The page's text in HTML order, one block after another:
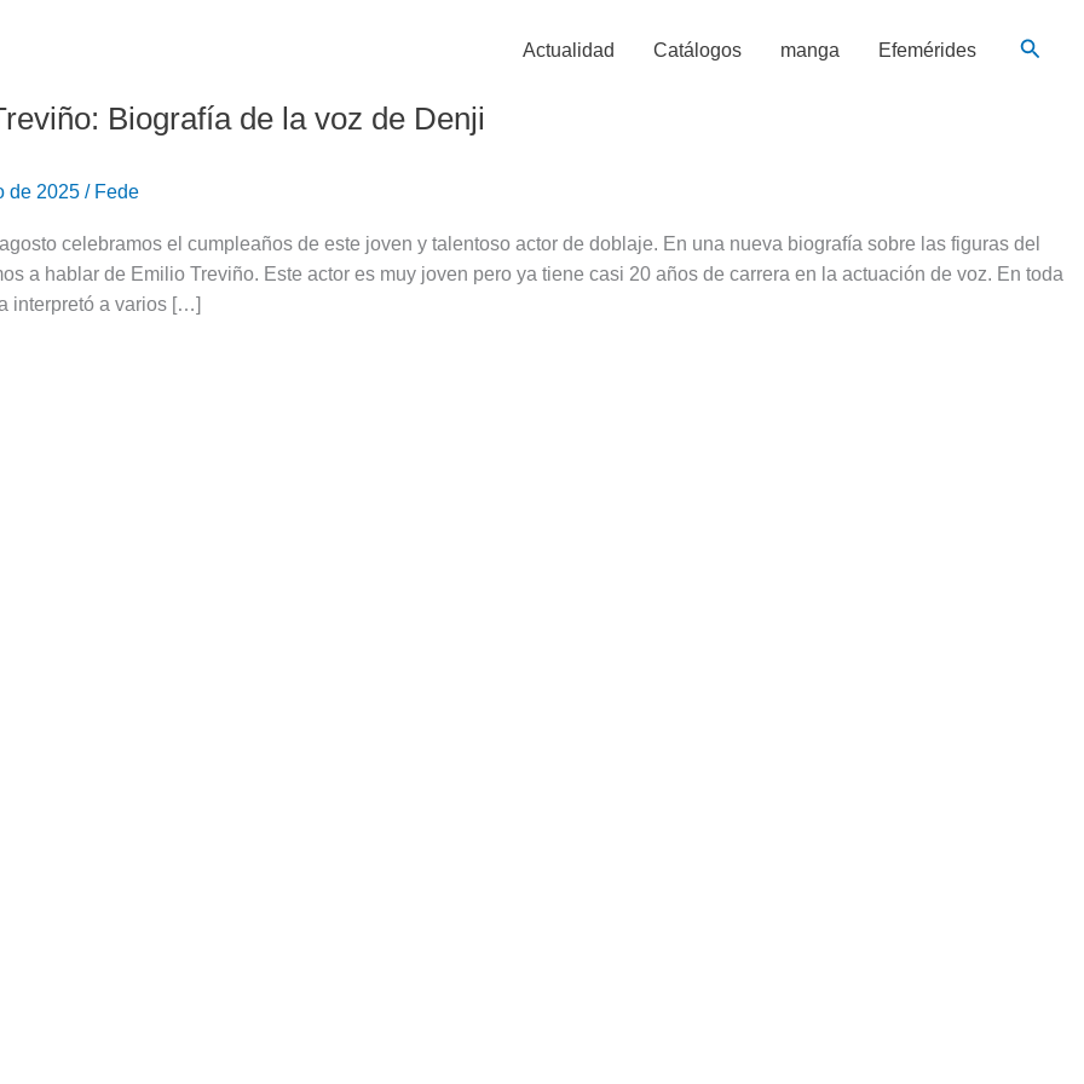
Actualidad Catálogos manga Efemérides
Biografía de la voz de Denji
de 2025 / Fede
celebramos el cumpleaños de este joven y talentoso actor de doblaje. En una nueva biografía sobre las figuras del
a hablar de Emilio Treviño. Este actor es muy joven pero ya tiene casi 20 años de carrera en la actuación de voz. En toda
interpretó a varios […]